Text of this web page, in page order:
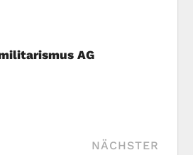
AG
NÄCHSTER